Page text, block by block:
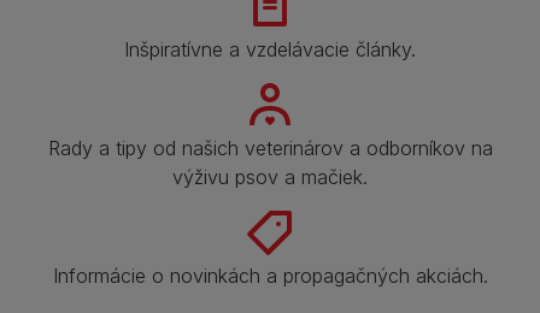
Inšpiratívne a vzdelávacie články.
Rady a tipy od našich veterinárov a odborníkov na
výživu psov a mačiek.
Informácie o novinkách a propagačných akciách.